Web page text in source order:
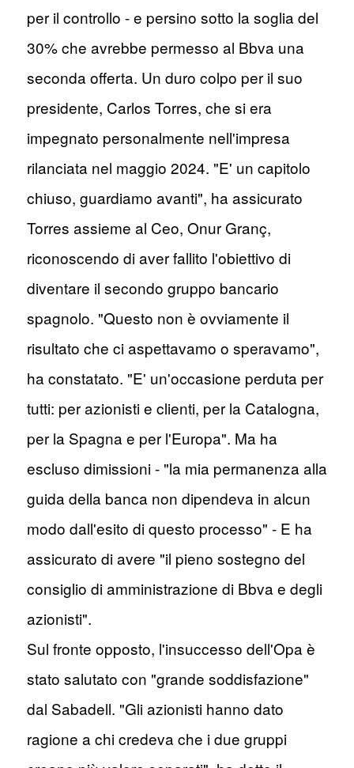
per il controllo - e persino sotto la soglia del
30% che avrebbe permesso al Bbva una
seconda offerta. Un duro colpo per il suo
presidente, Carlos Torres, che si era
impegnato personalmente nell'impresa
rilanciata nel maggio 2024. "E' un capitolo
chiuso, guardiamo avanti", ha assicurato
Torres assieme al Ceo, Onur Granç,
riconoscendo di aver fallito l'obiettivo di
diventare il secondo gruppo bancario
spagnolo. "Questo non è ovviamente il
risultato che ci aspettavamo o speravamo",
ha constatato. "E' un'occasione perduta per
tutti: per azionisti e clienti, per la Catalogna,
per la Spagna e per l'Europa". Ma ha
escluso dimissioni - "la mia permanenza alla
guida della banca non dipendeva in alcun
modo dall'esito di questo processo" - E ha
assicurato di avere "il pieno sostegno del
consiglio di amministrazione di Bbva e degli
azionisti".
Sul fronte opposto, l'insuccesso dell'Opa è
stato salutato con "grande soddisfazione"
dal Sabadell. "Gli azionisti hanno dato
ragione a chi credeva che i due gruppi